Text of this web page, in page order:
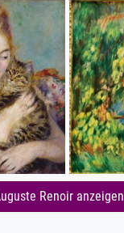
Renoir anzeigen